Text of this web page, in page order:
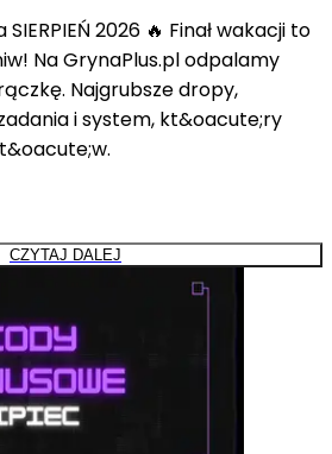
2026 🔥 Finał wakacji to
Na GrynaPlus.pl odpalamy
Najgrubsze dropy,
i system, kt&oacute;ry
CZYTAJ DALEJ